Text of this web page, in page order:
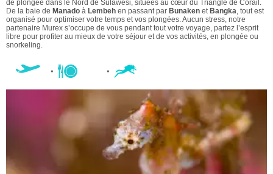
de plongée dans le Nord de Sulawesi, situées au cœur du Triangle de Corail.
De la baie de Manado à Lembeh en passant par Bunaken et Bangka , tout est
organisé pour optimiser votre temps et vos plongées. Aucun stress, notre
partenaire Murex s’occupe de vous pendant tout votre voyage, partez l’esprit
libre pour profiter au mieux de votre séjour et de vos activités, en plongée ou
snorkeling.